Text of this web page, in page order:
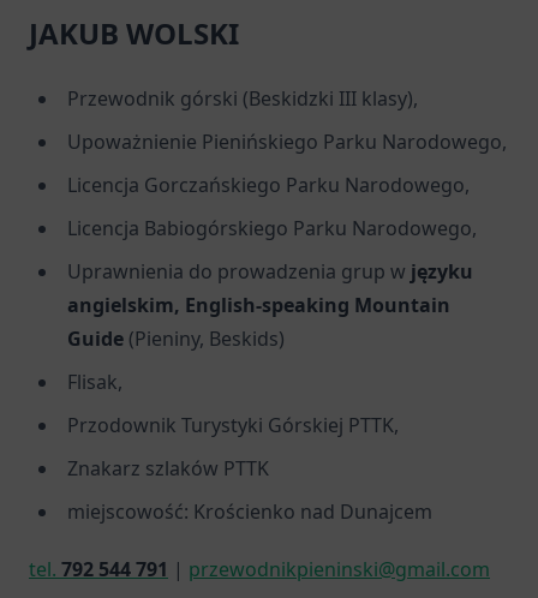
JAKUB WOLSKI
Przewodnik górski (Beskidzki III klasy),
Upoważnienie Pienińskiego Parku Narodowego,
Licencja Gorczańskiego Parku Narodowego,
Licencja Babiogórskiego Parku Narodowego,
Uprawnienia do prowadzenia grup w języku
angielskim, English-speaking Mountain
Guide (Pieniny, Beskids)
Flisak,
Przodownik Turystyki Górskiej PTTK,
Znakarz szlaków PTTK
miejscowość: Krościenko nad Dunajcem
tel. 792 544 791 | przewodnikpieninski@gmail.com